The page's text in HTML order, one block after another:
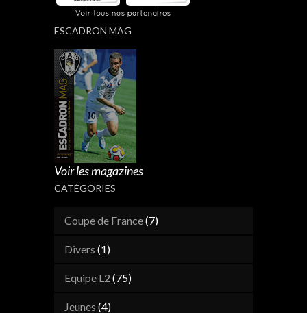
ESCADRON MAG
Voir les magazines
CATÉGORIES
Coupe de France(7)
Divers (1)
Equipe L2 (75)
Jeunes (4)